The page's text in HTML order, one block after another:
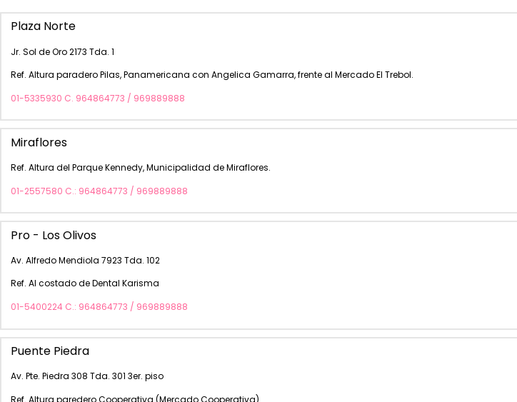
Plaza Norte
Jr. Sol de Oro 2173 Tda. 1
Ref. Altura paradero Pilas, Panamericana con Angelica Gamarra, frente al Mercado El Trebol.
01-5335930 C. 964864773 / 969889888
Miraflores
Ref. Altura del Parque Kennedy, Municipalidad de Miraflores.
01-2557580 C.: 964864773 / 969889888
Pro - Los Olivos
Av. Alfredo Mendiola 7923 Tda. 102
Ref. Al costado de Dental Karisma
01-5400224 C.: 964864773 / 969889888
Puente Piedra
Av. Pte. Piedra 308 Tda. 301 3er. piso
Ref. Altura paredero Cooperativa (Mercado Cooperativa)